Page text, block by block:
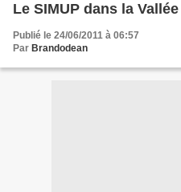
Le SIMUP dans la
Publié le 24/06/2011 à 06:57
Par Brandodean